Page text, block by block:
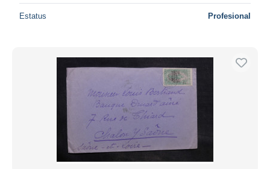
Estatus Profesional